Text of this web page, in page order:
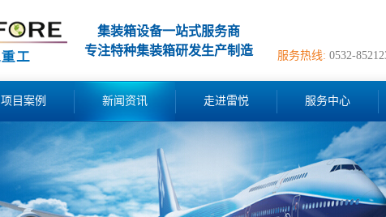
集装箱设备一站式服务商
专注特种集装箱研发生产制造
服务热线: 0532-
项目案例 新闻资讯 走进雷悦 服务中心